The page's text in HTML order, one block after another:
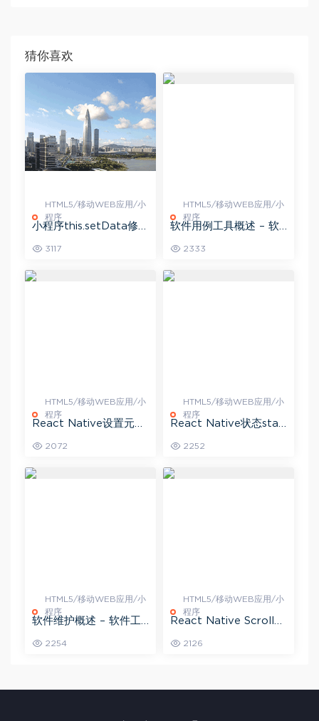
猜你喜欢
HTML5/移动WEB应用/小
程序
小程序this.setData修改
数据也跟着一起改变了
3117
HTML5/移动WEB应用/小
程序
软件用例工具概述 – 软
2333
HTML5/移动WEB应用/小
程序
React Native设置元素
战教程
2072
HTML5/移动WEB应用/小
程序
React Native状态stat
ative实战教程
2252
HTML5/移动WEB应用/小
程序
软件维护概述 – 软件工
2254
HTML5/移动WEB应用/小
程序
React Native ScrollVi
e实战教程
2126